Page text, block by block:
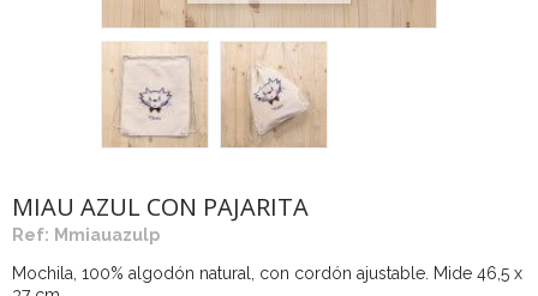
MIAU AZUL CON PAJARITA
Ref: Mmiauazulp
Mochila, 100% algodón natural, con cordón ajustable. Mide 46,5 x